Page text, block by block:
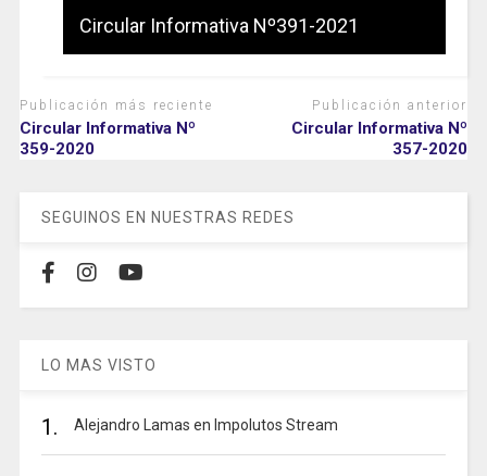
Circular Informativa Nº391-2021
Publicación más reciente
Circular Informativa Nº
359-2020
Publicación anterior
Circular Informativa Nº
357-2020
SEGUINOS EN NUESTRAS REDES
LO MAS VISTO
1. Alejandro Lamas en Impolutos Stream